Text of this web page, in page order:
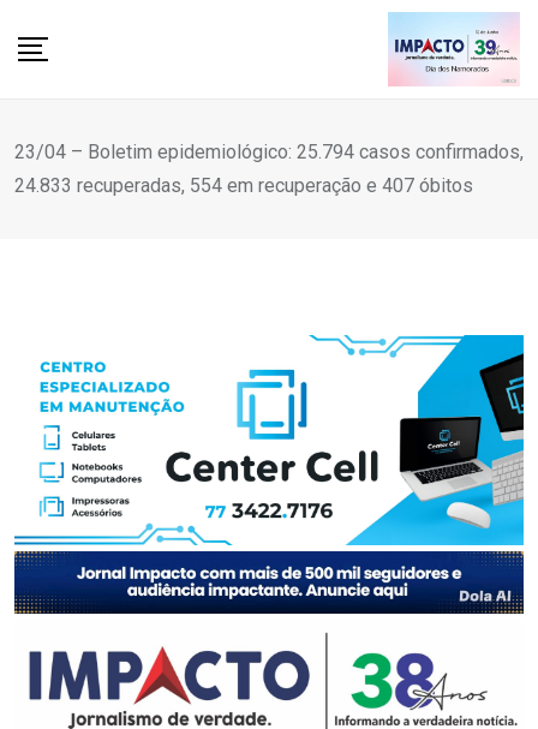
23/04 – Boletim epidemiológico: 25.794 casos confirmados,
24.833 recuperadas, 554 em recuperação e 407 óbitos